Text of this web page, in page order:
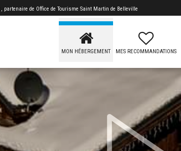
, partenaire de Office de Tourisme Saint Martin de Belleville
MON HÉBERGEMENT MES RECOMMANDATIONS